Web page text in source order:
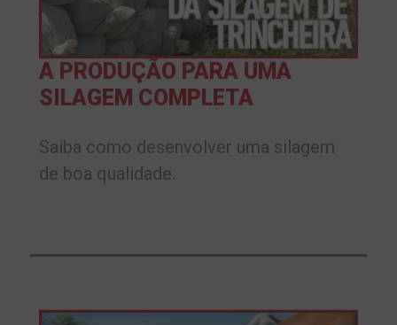
A PRODUÇÃO PARA UMA
SILAGEM COMPLETA
Saiba como desenvolver uma silagem
de boa qualidade.